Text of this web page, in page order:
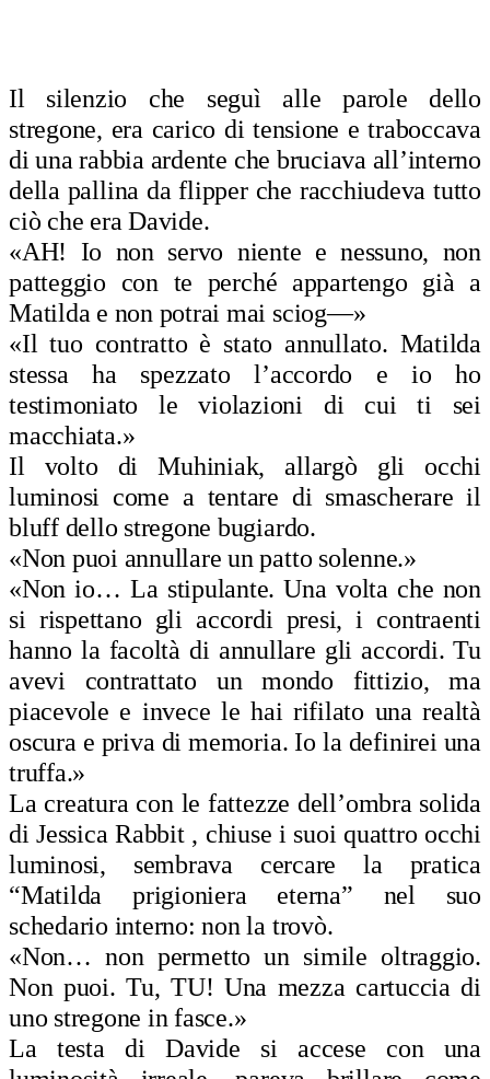
Il silenzio che seguì alle parole dello
stregone, era carico di tensione e traboccava
di una rabbia ardente che bruciava all’interno
della pallina da flipper che racchiudeva tutto
ciò che era Davide.
«AH! Io non servo niente e nessuno, non
patteggio con te perché appartengo già a
Matilda e non potrai mai sciog—»
«Il tuo contratto è stato annullato. Matilda
stessa ha spezzato l’accordo e io ho
testimoniato le violazioni di cui ti sei
macchiata.»
Il volto di Muhiniak, allargò gli occhi
luminosi come a tentare di smascherare il
bluff dello stregone bugiardo.
«Non puoi annullare un patto solenne.»
«Non io… La stipulante. Una volta che non
si rispettano gli accordi presi, i contraenti
hanno la facoltà di annullare gli accordi. Tu
avevi contrattato un mondo fittizio, ma
piacevole e invece le hai rifilato una realtà
oscura e priva di memoria. Io la definirei una
truffa.»
La creatura con le fattezze dell’ombra solida
di Jessica Rabbit , chiuse i suoi quattro occhi
luminosi, sembrava cercare la pratica
“Matilda prigioniera eterna” nel suo
schedario interno: non la trovò.
«Non… non permetto un simile oltraggio.
Non puoi. Tu, TU! Una mezza cartuccia di
uno stregone in fasce.»
La testa di Davide si accese con una